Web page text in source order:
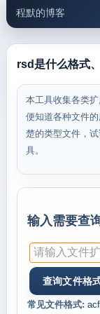
程默的博客
邮件工具
rsd是什么格式
本工具收集各类
便知道各种文件
楚的类型文件，
具。
输入需要查
常见文件格式: acf